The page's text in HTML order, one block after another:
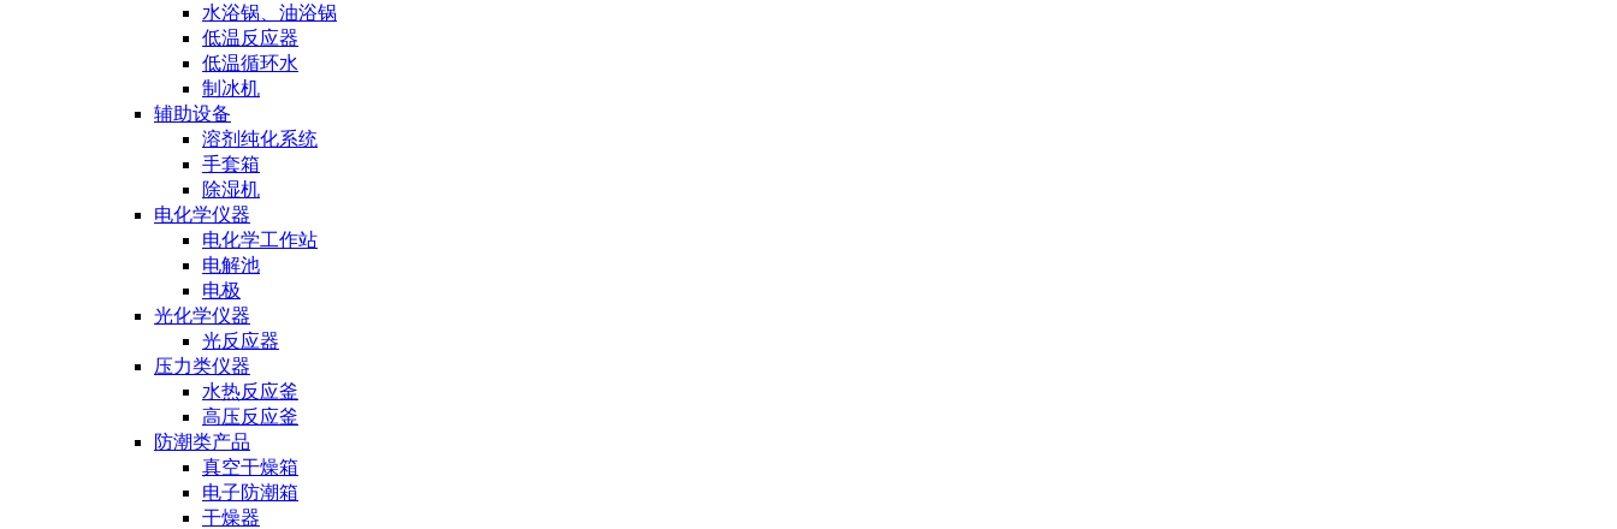
水浴锅、油浴锅
低温反应器
低温循环水
制冰机
辅助设备
溶剂纯化系统
手套箱
除湿机
电化学仪器
电化学工作站
电解池
电极
光化学仪器
光反应器
压力类仪器
水热反应釜
高压反应釜
防潮类产品
真空干燥箱
电子防潮箱
干燥器